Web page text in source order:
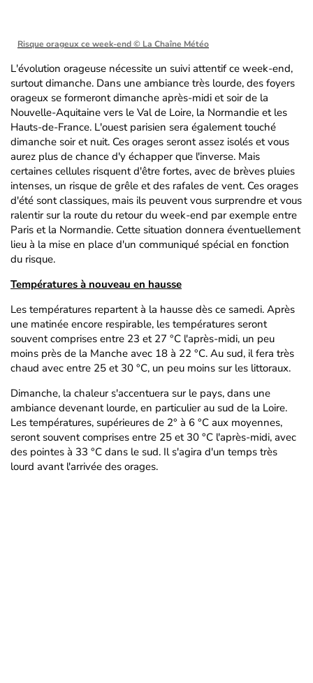
Risque orageux ce week-end© La Chaîne Météo
L'évolution orageuse nécessite un suivi attentif ce week-end,
surtout dimanche. Dans une ambiance très lourde, des foyers
orageux se formeront dimanche après-midi et soir de la
Nouvelle-Aquitaine vers le Val de Loire, la Normandie et les
Hauts-de-France. L'ouest parisien sera également touché
dimanche soir et nuit. Ces orages seront assez isolés et vous
aurez plus de chance d'y échapper que l'inverse. Mais
certaines cellules risquent d'être fortes, avec de brèves pluies
intenses, un risque de grêle et des rafales de vent. Ces orages
d'été sont classiques, mais ils peuvent vous surprendre et vous
ralentir sur la route du retour du week-end par exemple entre
Paris et la Normandie. Cette situation donnera éventuellement
lieu à la mise en place d'un communiqué spécial en fonction
du risque.
Températures à nouveau en hausse
Les températures repartent à la hausse dès ce samedi. Après
une matinée encore respirable, les températures seront
souvent comprises entre 23 et 27 °C l'après-midi, un peu
moins près de la Manche avec 18 à 22 °C. Au sud, il fera très
chaud avec entre 25 et 30 °C, un peu moins sur les littoraux.
Dimanche, la chaleur s'accentuera sur le pays, dans une
ambiance devenant lourde, en particulier au sud de la Loire.
Les températures, supérieures de 2° à 6 °C aux moyennes,
seront souvent comprises entre 25 et 30 °C l'après-midi, avec
des pointes à 33 °C dans le sud. Il s'agira d'un temps très
lourd avant l'arrivée des orages.